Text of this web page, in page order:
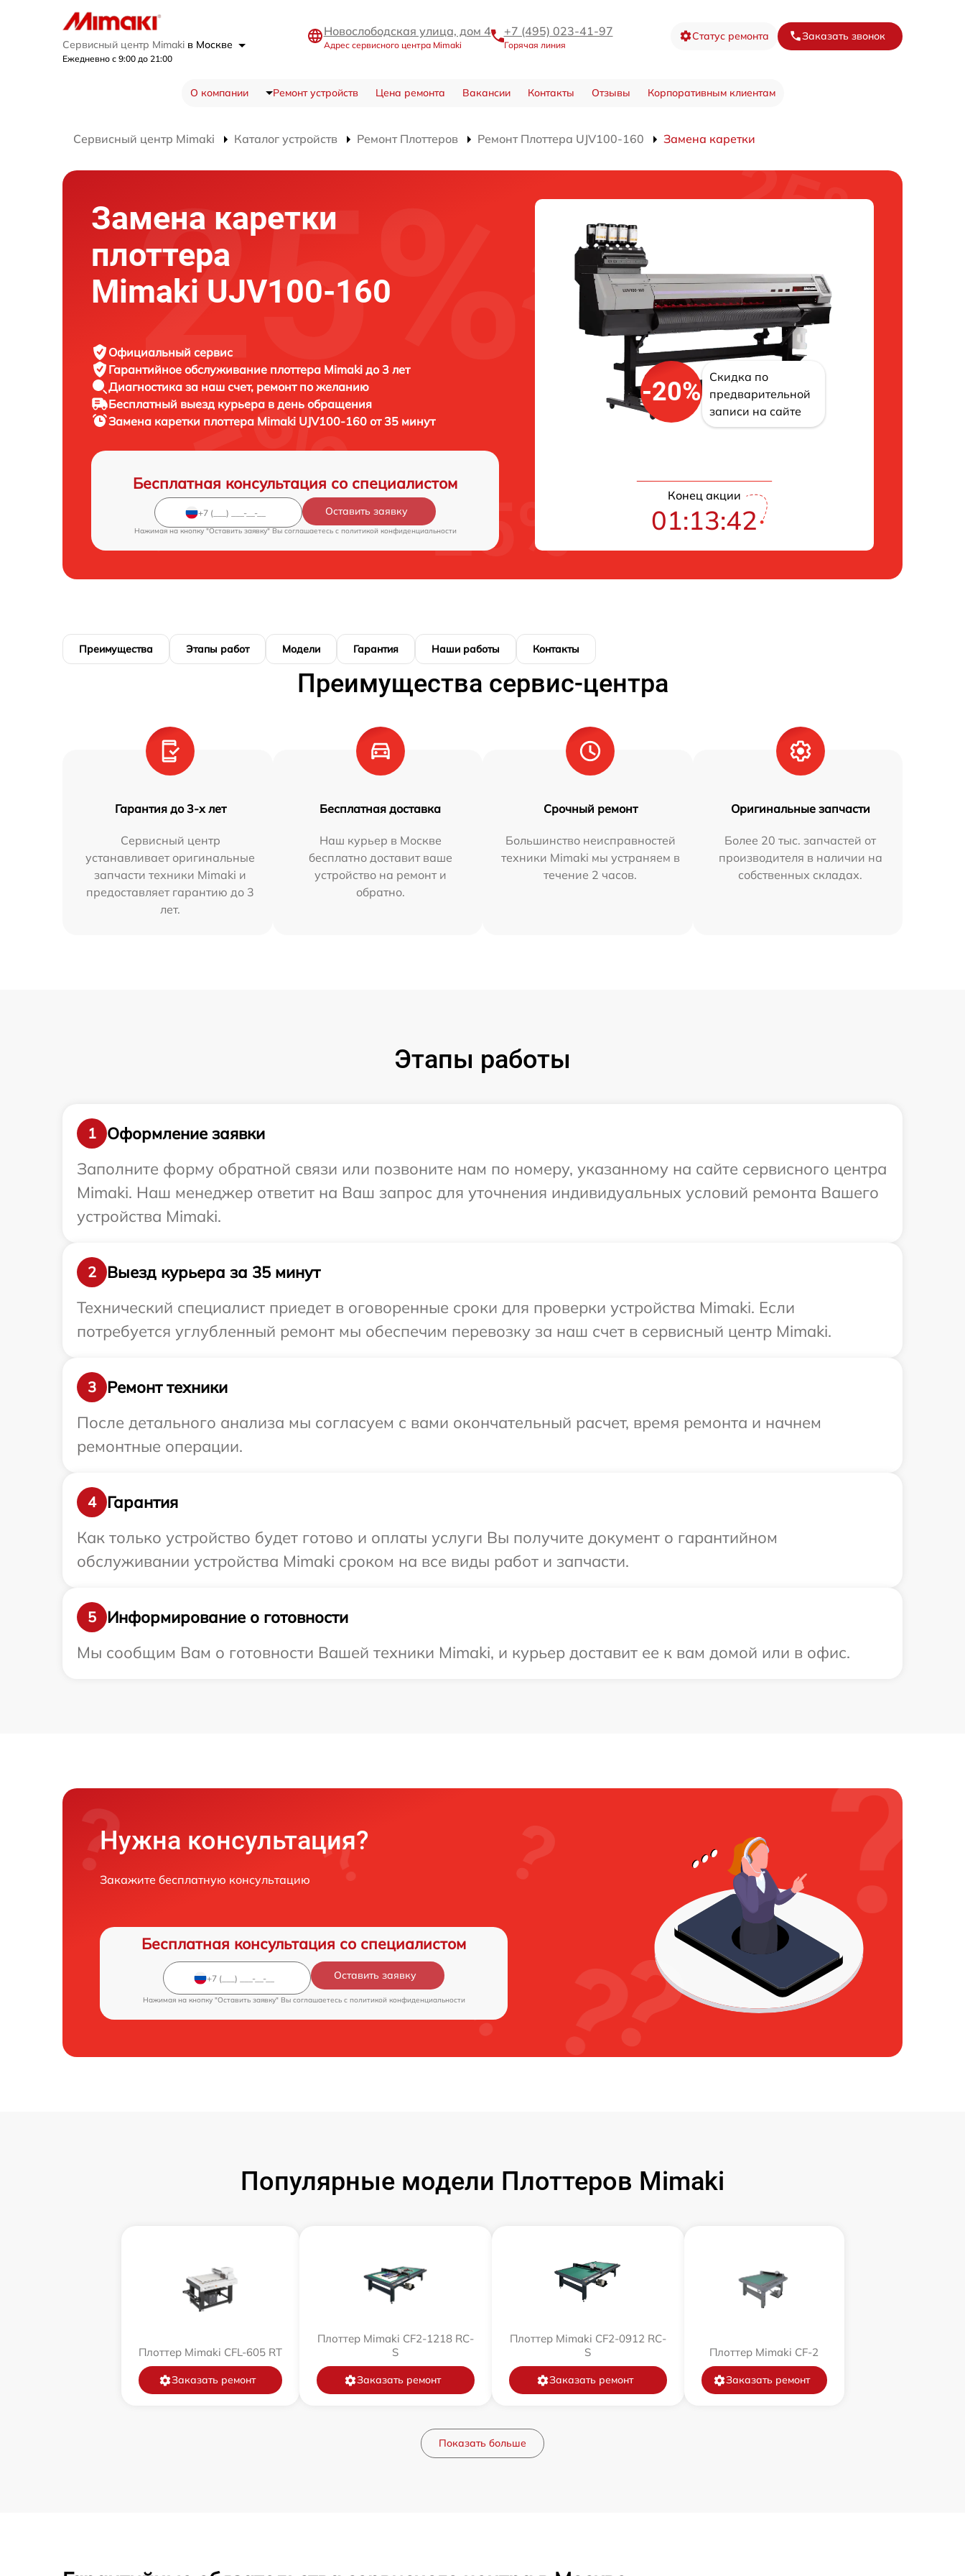
Сервисный центр Mimaki в Москве
Ежедневно с 9:00 до 21:00
Новослободская улица, дом 4
Адрес сервисного центра Mimaki
+7 (495) 023-41-97
Горячая линия
Статус ремонта Заказать звонок
О компании Ремонт устройств Цена ремонта Вакансии Контакты Отзывы Корпоративным клиентам
Сервисный центр Mimaki Каталог устройств Ремонт Плоттеров Ремонт Плоттера UJV100-160 Замена каретки
Замена каретки
плоттера
Mimaki UJV100-160
Официальный сервис
Гарантийное обслуживание плоттера Mimaki до 3 лет
Диагностика за наш счет, ремонт по желанию
Бесплатный выезд курьера в день обращения
Замена каретки плоттера Mimaki UJV100-160 от 35 минут
Бесплатная консультация со специалистом
Оставить заявку
Нажимая на кнопку "Оставить заявку" Вы соглашаетесь c политикой конфиденциальности
-20%
Скидка по
предварительной
записи на сайте
Конец акции
01:13:42
Преимущества Этапы работ Модели Гарантия Наши работы Контакты
Преимущества сервис-центра
Гарантия до 3-х лет
Сервисный центр
устанавливает оригинальные
запчасти техники Mimaki и
предоставляет гарантию до 3
лет.
Бесплатная доставка
Наш курьер в Москве
бесплатно доставит ваше
устройство на ремонт и
обратно.
Срочный ремонт
Большинство неисправностей
техники Mimaki мы устраняем в
течение 2 часов.
Оригинальные запчасти
Более 20 тыс. запчастей от
производителя в наличии на
собственных складах.
Этапы работы
1
Оформление заявки
Заполните форму обратной связи или позвоните нам по номеру, указанному на сайте сервисного центра
Mimaki. Наш менеджер ответит на Ваш запрос для уточнения индивидуальных условий ремонта Вашего
устройства Mimaki.
2
Выезд курьера за 35 минут
Технический специалист приедет в оговоренные сроки для проверки устройства Mimaki. Если
потребуется углубленный ремонт мы обеспечим перевозку за наш счет в сервисный центр Mimaki.
3
Ремонт техники
После детального анализа мы согласуем с вами окончательный расчет, время ремонта и начнем
ремонтные операции.
4
Гарантия
Как только устройство будет готово и оплаты услуги Вы получите документ о гарантийном
обслуживании устройства Mimaki сроком на все виды работ и запчасти.
5
Информирование о готовности
Мы сообщим Вам о готовности Вашей техники Mimaki, и курьер доставит ее к вам домой или в офис.
Нужна консультация?
Закажите бесплатную консультацию
Бесплатная консультация со специалистом
Оставить заявку
Нажимая на кнопку "Оставить заявку" Вы соглашаетесь c политикой конфиденциальности
Популярные модели Плоттеров Mimaki
Плоттер Mimaki CFL-605 RT
Заказать ремонт
Плоттер Mimaki CF2-1218 RC-
S
Заказать ремонт
Плоттер Mimaki CF2-0912 RC-
S
Заказать ремонт
Плоттер Mimaki CF-2
Заказать ремонт
Показать больше